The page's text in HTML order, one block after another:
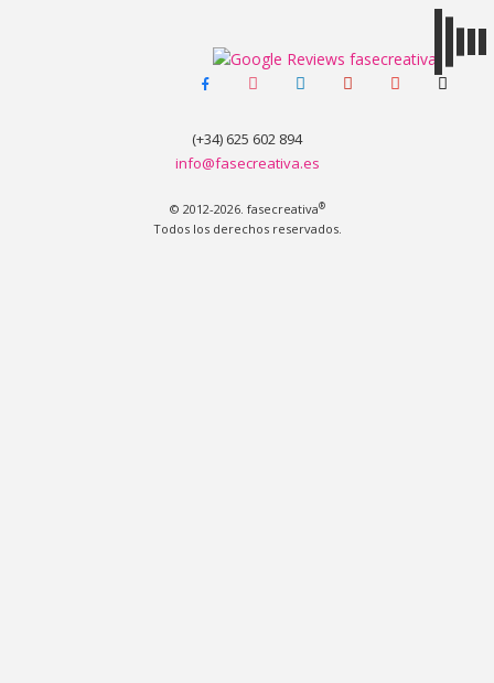
facebook-instagramlinkedin pinterestyoutubetiktok
(+34) 625 602 894
info@fasecreativa.es
© 2012-2026. fasecreativa®
Todos los derechos reservados.